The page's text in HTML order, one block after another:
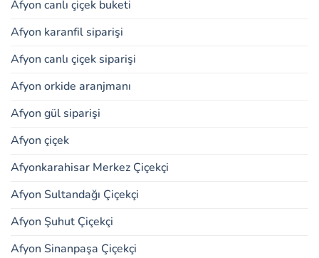
Afyon canlı çiçek buketi
Afyon karanfil siparişi
Afyon canlı çiçek siparişi
Afyon orkide aranjmanı
Afyon gül siparişi
Afyon çiçek
Afyonkarahisar Merkez Çiçekçi
Afyon Sultandağı Çiçekçi
Afyon Şuhut Çiçekçi
Afyon Sinanpaşa Çiçekçi